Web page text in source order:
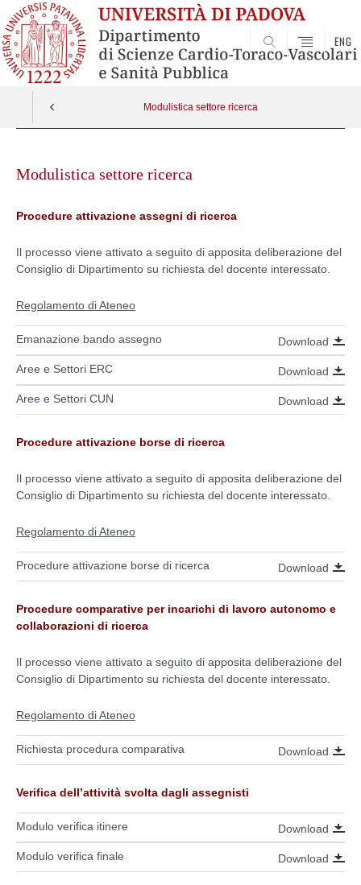
SEARCH
ENG
Modulistica settore ricerca
contentModulistica settore ricerca
Procedure attivazione assegni di ricerca
Il processo viene attivato a seguito di apposita deliberazione del
Consiglio di Dipartimento su richiesta del docente interessato.
Regolamento di Ateneo
Emanazione bando assegno Download
Aree e Settori ERC Download
Aree e Settori CUN Download
Procedure attivazione borse di ricerca
Il processo viene attivato a seguito di apposita deliberazione del
Consiglio di Dipartimento su richiesta del docente interessato.
Regolamento di Ateneo
Procedure attivazione borse di ricerca Download
Procedure comparative per incarichi di lavoro autonomo e
collaborazioni di ricerca
Il processo viene attivato a seguito di apposita deliberazione del
Consiglio di Dipartimento su richiesta del docente interessato.
Regolamento di Ateneo
Richiesta procedura comparativa Download
Verifica dell’attività svolta dagli assegnisti
Modulo verifica itinere Download
Modulo verifica finale Download